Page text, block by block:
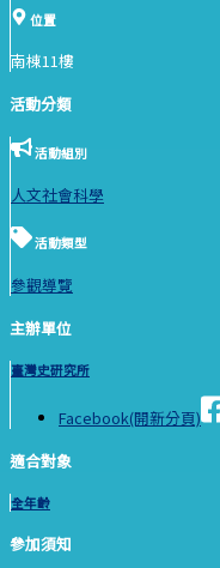
位置
南棟11樓
活動分類
活動組別
人文社會科學
活動類型
參觀導覽
主辦單位
臺灣史研究所
Facebook(開新分頁)
適合對象
全年齡
參加須知